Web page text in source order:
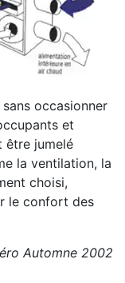
occasionner
et
être jumelé
la ventilation, la
choisi,
le confort des
Automne 2002